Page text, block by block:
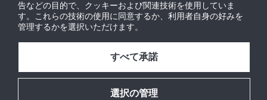
ニュース & インサイト
採用情報
当社について
告などの目的で、クッキーおよび関連技術を使用していま
す。これらの技術の使用に同意するか、利用者自身の好みを
管理するかを選択いただけます。
選択の管理
すべて承諾